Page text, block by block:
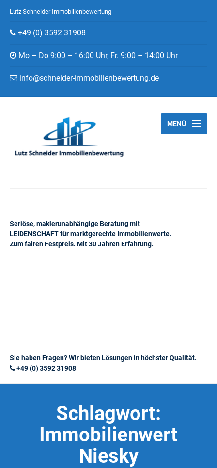
Lutz Schneider Immobilienbewertung
+49 (0) 3592 31908
Mo – Do 9:00 – 16:00 Uhr, Fr. 9:00 – 14:00 Uhr
info@schneider-immobilienbewertung.de
Seriöse, maklerunabhängige Beratung mit
LEIDENSCHAFT für marktgerechte Immobilienwerte.
Zum fairen Festpreis. Mit 30 Jahren Erfahrung.
MENÜ
Sie haben Fragen? Wir bieten Lösungen in höchster Qualität.
+49 (0) 3592 31908
Schlagwort:
Immobilienwert
Niesky